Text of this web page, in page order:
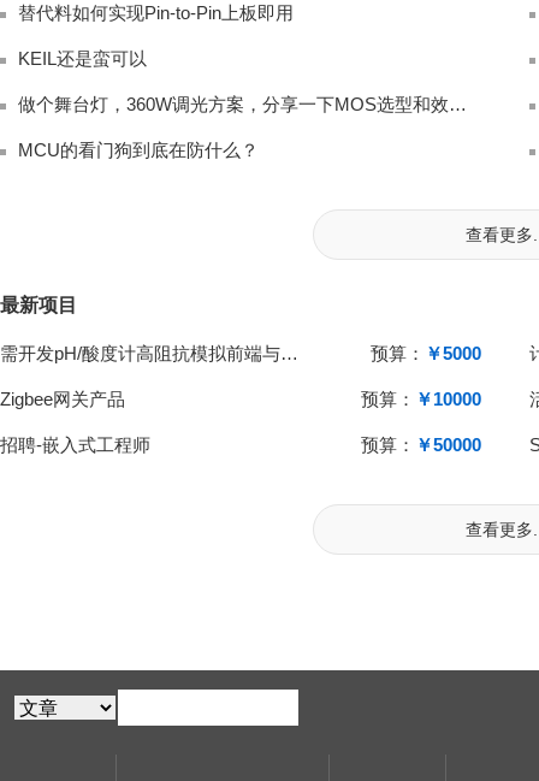
替代料如何实现Pin-to-Pin上板即用
KEIL还是蛮可以
做个舞台灯，360W调光方案，分享一下MOS选型和效率优化
MCU的看门狗到底在防什么？
查看更多
最新项目
需开发pH/酸度计高阻抗模拟前端与单片机系统 预算： ￥5000
Zigbee网关产品 预算： ￥10000
招聘-嵌入式工程师 预算： ￥50000
查看更多